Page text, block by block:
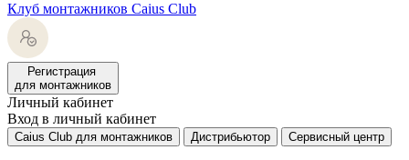
Клуб монтажников Caius Club
Регистрация
для монтажников
Личный кабинет
Вход в личный кабинет
Caius Club для монтажников Дистрибьютор Сервисный центр